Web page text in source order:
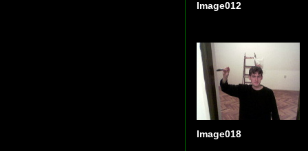
Image012
Image018